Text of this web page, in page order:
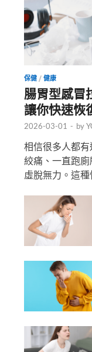
保健 /健康
腸胃型感冒
讓你快速恢
2026-03-01 - by
相信很多人都
絞痛、一直跑
虛脫無力。這